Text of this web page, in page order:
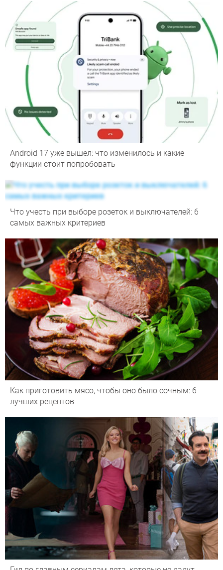
Android 17 уже вышел: что изменилось и какие
функции стоит попробовать
Что учесть при выборе розеток и выключателей: 6
самых важных критериев
Как приготовить мясо, чтобы оно было сочным: 6
лучших рецептов